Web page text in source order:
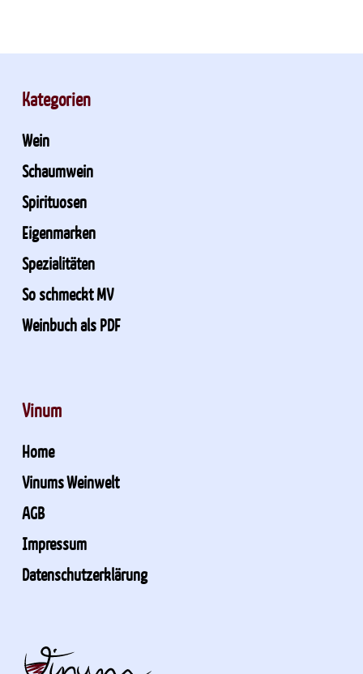
Kategorien
Wein
Schaumwein
Spirituosen
Eigenmarken
Spezialitäten
So schmeckt MV
Weinbuch als PDF
Vinum
Home
Vinums Weinwelt
AGB
Impressum
Datenschutzerklärung